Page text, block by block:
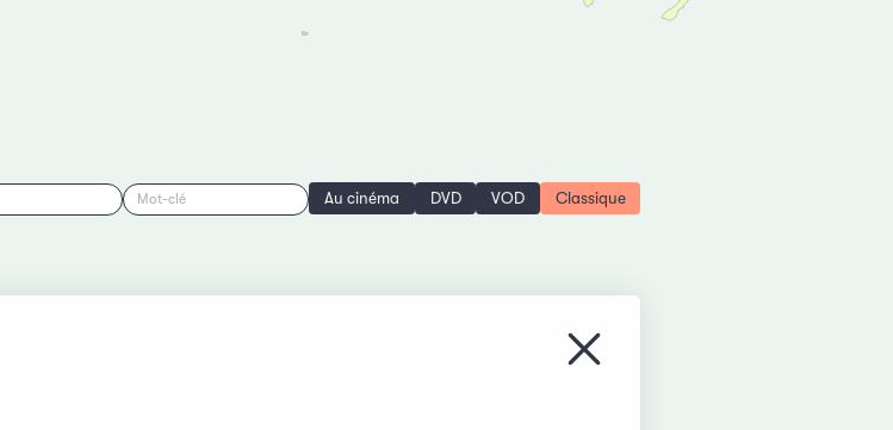
Mot-clé Au cinéma DVD VOD Classique
Fermer le menu